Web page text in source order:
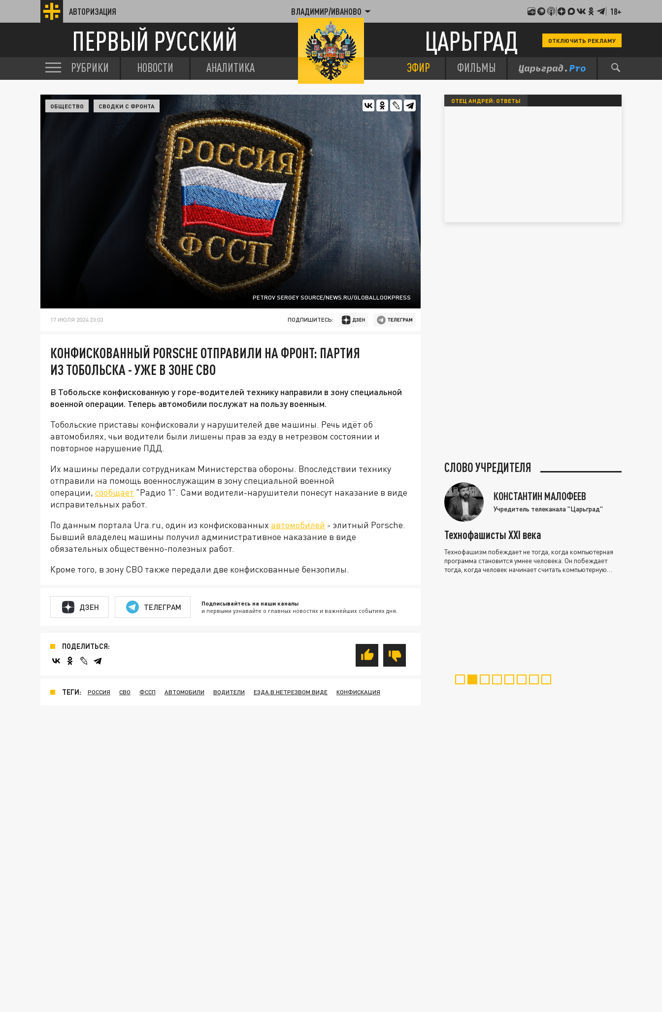
АВТОРИЗАЦИЯ ВЛАДИМИР/ИВАНОВО 18+
ПЕРВЫЙ РУССКИЙ ЦАРЬГРАД ОТКЛЮЧИТЬ РЕКЛАМУ
РУБРИКИ НОВОСТИ АНАЛИТИКА ЭФИР ФИЛЬМЫ
PETROV SERGEY SOURCE/NEWS.RU/GLOBALLOOKPRESS
ОБЩЕСТВО СВОДКИ С ФРОНТА
17 ИЮЛЯ 2024 23:03 ПОДПИШИТЕСЬ:
КОНФИСКОВАННЫЙ PORSCHE ОТПРАВИЛИ НА ФРОНТ: ПАРТИЯ
ИЗ ТОБОЛЬСКА - УЖЕ В ЗОНЕ СВО
В Тобольске конфискованную у горе-водителей технику направили в зону специальной
военной операции. Теперь автомобили послужат на пользу военным.
Тобольские приставы конфисковали у нарушителей две машины. Речь идёт об
автомобилях, чьи водители были лишены прав за езду в нетрезвом состоянии и
повторное нарушение ПДД.
Их машины передали сотрудникам Министерства обороны. Впоследствии технику
отправили на помощь военнослужащим в зону специальной военной
операции, сообщает "Радио 1". Сами водители-нарушители понесут наказание в виде
исправительных работ.
По данным портала Ura.ru, один из конфискованных автомобилей - элитный Porsche.
Бывший владелец машины получил административное наказание в виде
обязательных общественно-полезных работ.
Кроме того, в зону СВО также передали две конфискованные бензопилы.
ДЗЕН ТЕЛЕГРАМ Подписывайтесь на наши каналы
и первыми узнавайте о главных новостях и важнейших событиях дня.
ПОДЕЛИТЬСЯ:
ТЕГИ: РОССИЯ СВО ФССП АВТОМОБИЛИ ВОДИТЕЛИ ЕЗДА В НЕТРЕЗВОМ ВИДЕ КОНФИСКАЦИЯ
ОТЕЦ АНДРЕЙ: ОТВЕТЫ
СЛОВО УЧРЕДИТЕЛЯ
КОНСТАНТИН МАЛОФЕЕВ
Учредитель телеканала "Царьград"
Технофашисты XXI века
Технофашизм побеждает не тогда, когда компьютерная
программа становится умнее человека. Он побеждает
тогда, когда человек начинает считать компьютерную